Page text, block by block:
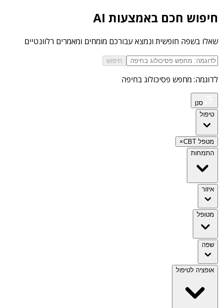
חיפוש חכם באמצעות AI
שאלו בשפה חופשית ונמצא עבורכם מומחים ומאמרים רלוונטיים
חיפוש
לדוגמה: מחפש פסיכולוג בחיפה
סנן
טיפול
מטפל CBT
×
התמחות
איזור
מטופל
שפה
אופציה לטיפול